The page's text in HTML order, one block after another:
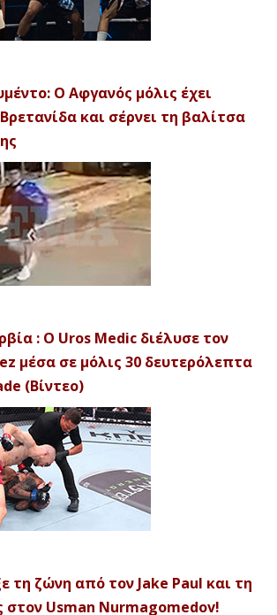
Ο Αφγανός μόλις έχει
και σέρνει τη βαλίτσα
: Ο Uros Medic διέλυσε τον
μέσα σε μόλις 30 δευτερόλεπτα
(Βίντεο)
τη ζώνη από τον Jake Paul και τη
στον Usman Nurmagomedov!